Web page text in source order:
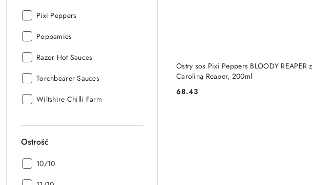
Producent:
Pixi Peppers
Producent:
Poppamies
Producent:
Razor Hot Sauces
Producent:
Torchbearer Sauces
Producent:
Wiltshire Chilli Farm
Ostrość
Ostrość:
10/10
Ostry sos Pixi Peppers BLOODY REAPER z
Caroliną Reaper, 200ml
Cena:
68.43
DO KOSZYKA